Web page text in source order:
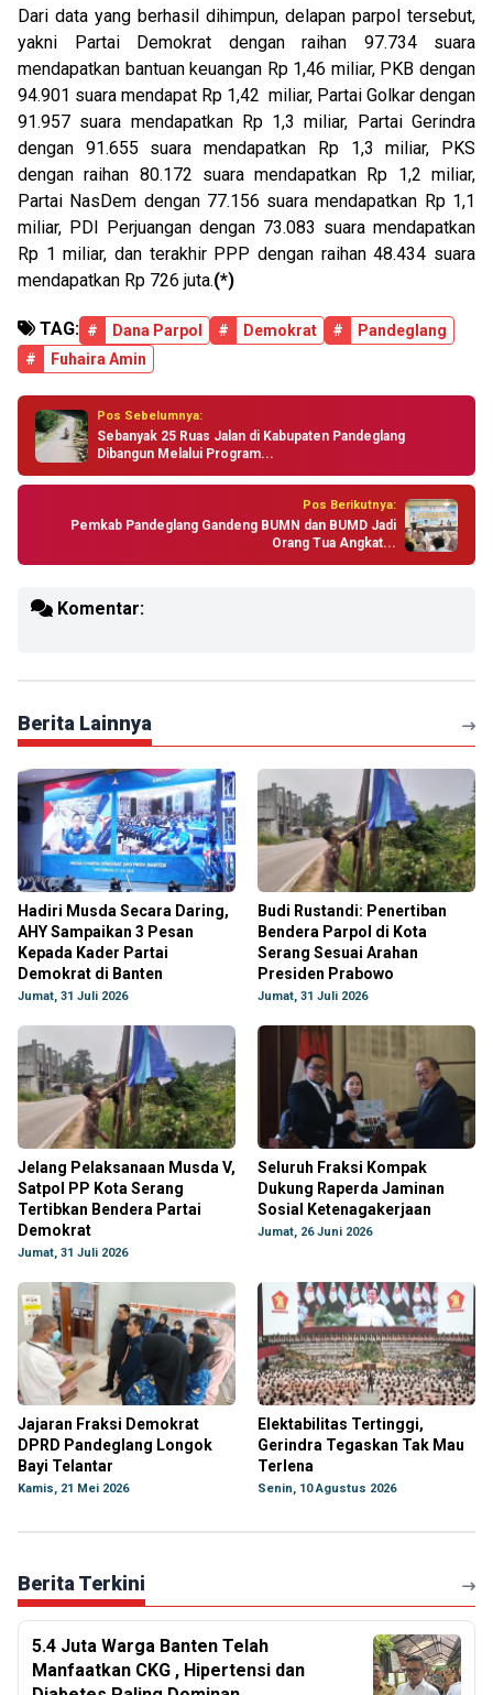
Dari data yang berhasil dihimpun, delapan parpol tersebut,
yakni Partai Demokrat dengan raihan 97.734 suara
mendapatkan bantuan keuangan Rp 1,46 miliar, PKB dengan
94.901 suara mendapat Rp 1,42 miliar, Partai Golkar dengan
91.957 suara mendapatkan Rp 1,3 miliar, Partai Gerindra
dengan 91.655 suara mendapatkan Rp 1,3 miliar, PKS
dengan raihan 80.172 suara mendapatkan Rp 1,2 miliar,
Partai NasDem dengan 77.156 suara mendapatkan Rp 1,1
miliar, PDI Perjuangan dengan 73.083 suara mendapatkan
Rp 1 miliar, dan terakhir PPP dengan raihan 48.434 suara
mendapatkan Rp 726 juta.(*)
TAG: # Dana Parpol # Demokrat #
Pandeglang
#
Fuhaira Amin
Pos Sebelumnya:
Sebanyak 25 Ruas Jalan di Kabupaten Pandeglang
Dibangun Melalui Program...
Pos Berikutnya:
Pemkab Pandeglang Gandeng BUMN dan BUMD Jadi
Orang Tua Angkat...
Komentar:
Berita Lainnya
Hadiri Musda Secara Daring,
AHY Sampaikan 3 Pesan
Kepada Kader Partai
Demokrat di Banten
Jumat, 31 Juli 2026
Budi Rustandi: Penertiban
Bendera Parpol di Kota
Serang Sesuai Arahan
Presiden Prabowo
Jumat, 31 Juli 2026
Jelang Pelaksanaan Musda V,
Satpol PP Kota Serang
Tertibkan Bendera Partai
Demokrat
Jumat, 31 Juli 2026
Seluruh Fraksi Kompak
Dukung Raperda Jaminan
Sosial Ketenagakerjaan
Jumat, 26 Juni 2026
Jajaran Fraksi Demokrat
DPRD Pandeglang Longok
Bayi Telantar
Kamis, 21 Mei 2026
Elektabilitas Tertinggi,
Gerindra Tegaskan Tak Mau
Terlena
Senin, 10 Agustus 2026
Berita Terkini
5.4 Juta Warga Banten Telah
Manfaatkan CKG , Hipertensi dan